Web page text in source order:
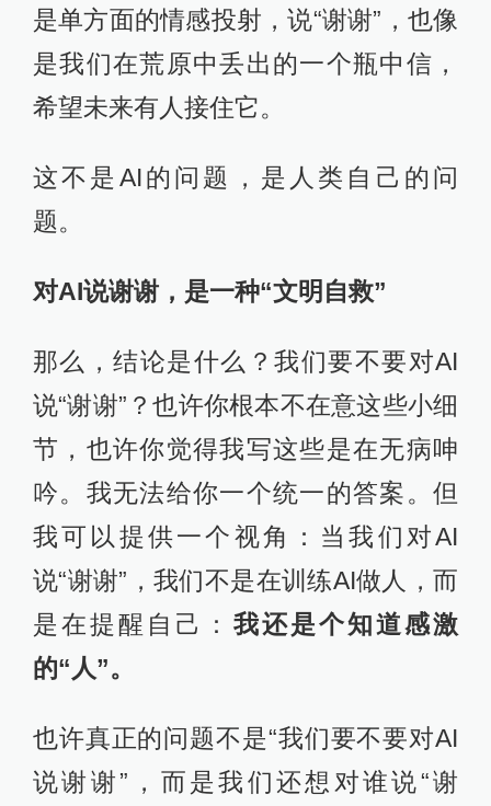
是单方面的情感投射，说“谢谢”，也像
是我们在荒原中丢出的一个瓶中信，
希望未来有人接住它。
这不是AI的问题，是人类自己的问
题。
对AI说谢谢，是一种“文明自救”
那么，结论是什么？我们要不要对AI
说“谢谢”？也许你根本不在意这些小细
节，也许你觉得我写这些是在无病呻
吟。我无法给你一个统一的答案。但
我可以提供一个视角：当我们对AI
说“谢谢”，我们不是在训练AI做人，而
是在提醒自己： 我还是个知道感激
的“人”。
也许真正的问题不是“我们要不要对AI
说谢谢”，而是我们还想对谁说“谢